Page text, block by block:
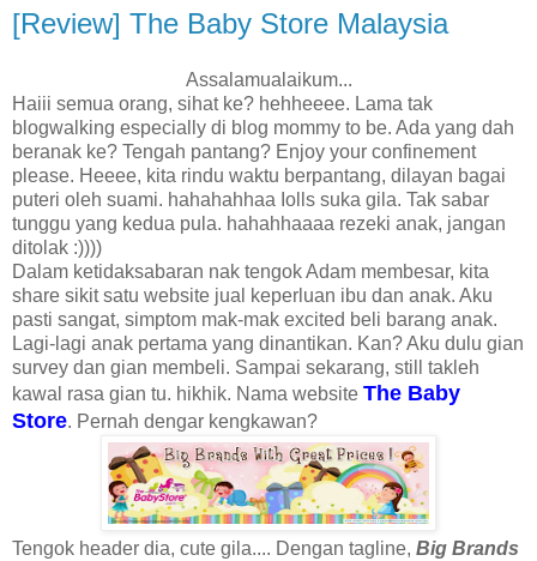
[Review] The Baby Store Malaysia
Assalamualaikum...
Haiii semua orang, sihat ke? hehheeee. Lama tak
blogwalking especially di blog mommy to be. Ada yang dah
beranak ke? Tengah pantang? Enjoy your confinement
please. Heeee, kita rindu waktu berpantang, dilayan bagai
puteri oleh suami. hahahahhaa Iolls suka gila. Tak sabar
tunggu yang kedua pula. hahahhaaaa rezeki anak, jangan
ditolak :))))
Dalam ketidaksabaran nak tengok Adam membesar, kita
share sikit satu website jual keperluan ibu dan anak. Aku
pasti sangat, simptom mak-mak excited beli barang anak.
Lagi-lagi anak pertama yang dinantikan. Kan? Aku dulu gian
survey dan gian membeli. Sampai sekarang, still takleh
kawal rasa gian tu. hikhik. Nama website The Baby
Store. Pernah dengar kengkawan?
Tengok header dia, cute gila.... Dengan tagline, Big Brands